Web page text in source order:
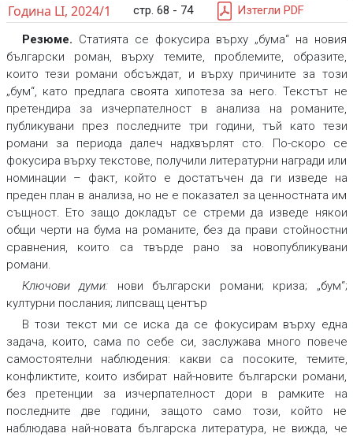
Година LI, 2024/1 стр. 68 - 74 Изтегли PDF
Резюме. Статията се фокусира върху „бума“ на новия
български роман, върху темите, проблемите, образите,
които тези романи обсъждат, и върху причините за този
„бум“, като предлага своята хипотеза за него. Текстът не
претендира за изчерпателност в анализа на романите,
публикувани през последните три години, тъй като тези
романи за периода далеч надхвърлят сто. По-скоро се
фокусира върху текстове, получили литературни награди или
номинации – факт, който е достатъчен да ги изведе на
преден план в анализа, но не е показател за ценностната им
същност. Ето защо докладът се стреми да изведе някои
общи черти на бума на романите, без да прави стойностни
сравнения, които са твърде рано за новопубликувани
романи.
Ключови думи: нови български романи; криза; „бум“;
културни послания; липсващ център
В този текст ми се иска да се фокусирам върху една
задача, които, сама по себе си, заслужава много повече
самостоятелни наблюдения: какви са посоките, темите,
конфликтите, които избират най-новите български романи,
без претенции за изчерпателност дори в рамките на
последните две години, защото само този, който не
наблюдава най-новата българска литература, не вижда, че